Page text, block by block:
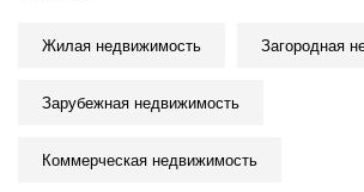
Жилая недвижимость Загородная
Зарубежная недвижимость
Коммерческая недвижимость